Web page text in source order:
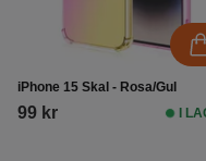
iPhone 15 Skal - Rosa/Gul
99 kr I